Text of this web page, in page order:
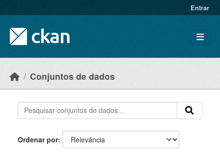
Entrar
Conjuntos de dados
Ordenar por